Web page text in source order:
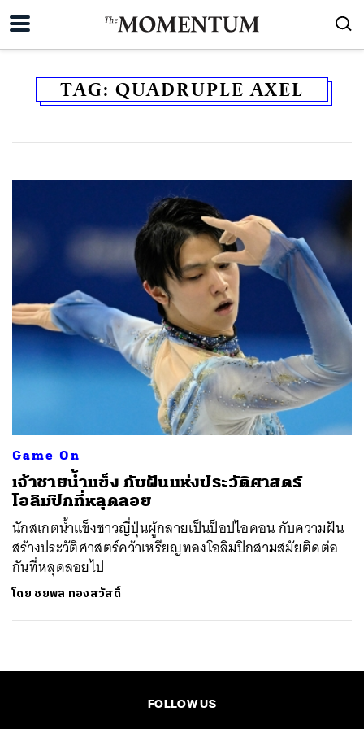
TAG: QUADRUPLE AXEL
Game On
เจ้าชายน้ำแข็ง กับฝันแห่งประวัติศาสตร์
โอลิมปิกที่หลุดลอย
นักสเกตน้ำแข็งชาวญี่ปุ่นผู้กลายเป็นป็อปไอคอน กับความฝัน
สร้างประวัติศาสตร์คว้าเหรียญทองโอลิมปิกสามสมัยติดต่อ
กันที่หลุดลอยไป
โดย ชยพล ทองสวัสดิ์
FOLLOW US
TWEET LINE EMAIL